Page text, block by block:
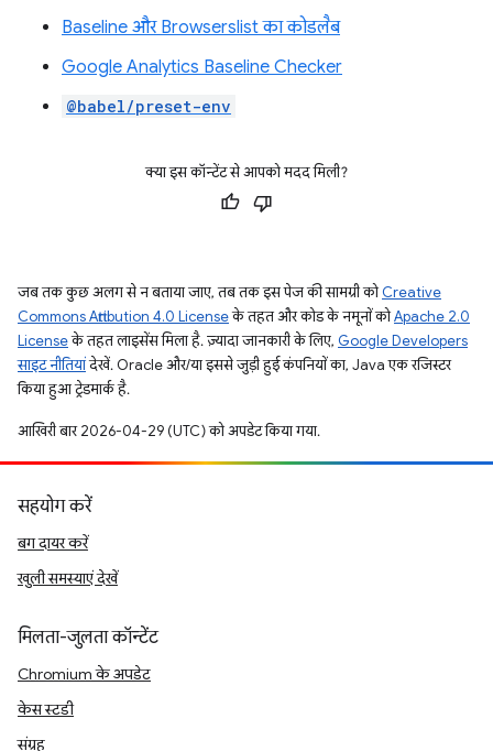
Baseline और Browserslist का कोडलैब
Google Analytics Baseline Checker
@babel/preset-env
क्या इस कॉन्टेंट से आपको मदद मिली?
जब तक कुछ अलग से न बताया जाए, तब तक इस पेज की सामग्री कोCreative
Commons Attribution 4.0 Licenseके तहत और कोड के नमूनों कोApache 2.0
Licenseके तहत लाइसेंस मिला है. ज़्यादा जानकारी के लिए, Google Developers
साइट नीतियांदेखें. Oracle और/या इससे जुड़ी हुई कंपनियों का, Java एक रजिस्टर
किया हुआ ट्रेडमार्क है.
आखिरी बार 2026-04-29 (UTC) को अपडेट किया गया.
सहयोग करें
बग दायर करें
खुली समस्याएं देखें
मिलता-जुलता कॉन्टेंट
Chromium के अपडेट
केस स्टडी
संग्रह